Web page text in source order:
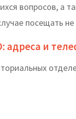
вопросов, а
посещать
адреса и